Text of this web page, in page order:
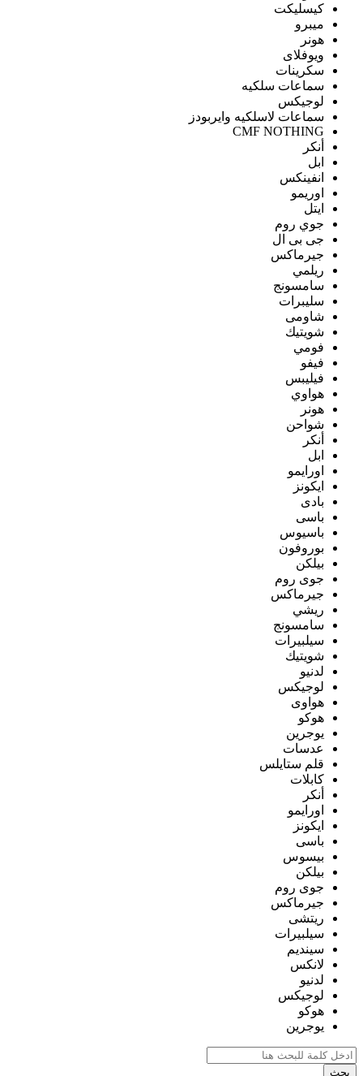
كيسليكت
ميبرو
هونر
ويوفلاى
سكرينات
سماعات سلكيه
لوجيكس
سماعات لاسلكيه وايربودز
CMF NOTHING
أنكر
ابل
انفينكس
اوريمو
ايتل
جوي روم
جى بى ال
جيرماكس
ريلمي
سامسونج
سليبرات
شاومى
شويتيك
فومي
فيفو
فيليبس
هواوي
هونر
شواحن
أنكر
ابل
اورايمو
ايكونز
بادى
باسى
باسيوس
بوروفون
بيلكن
جوى روم
جيرماكس
ريشي
سامسونج
سيلبيرات
شويتيك
لدنيو
لوجيكس
هواوى
هوكو
يوجرين
عدسات
قلم ستايلس
كابلات
أنكر
اورايمو
ايكونز
باسى
بيسوس
بيلكن
جوى روم
جيرماكس
ريتشى
سيلبيرات
سينديم
لانكس
لدنيو
لوجيكس
هوكو
يوجرين
بحث